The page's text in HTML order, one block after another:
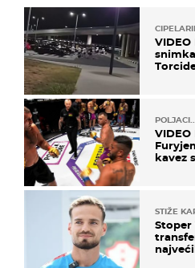
kavez
STIŽE
Stoper